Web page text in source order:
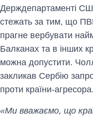
Держдепартаменті
стежать за тим, що
прагне вербувати
Балканах та в інших
можна допустити.
закликав Сербію
проти країни-агресора.
«Ми вважаємо, що